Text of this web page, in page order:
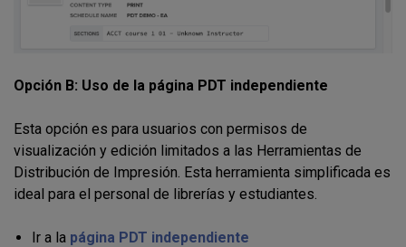
Opción B: Uso de la página PDT independiente
Esta opción es para usuarios con permisos de
visualización y edición limitados a las Herramientas de
Distribución de Impresión. Esta herramienta simplificada es
ideal para el personal de librerías y estudiantes.
Ir a la página PDT independiente